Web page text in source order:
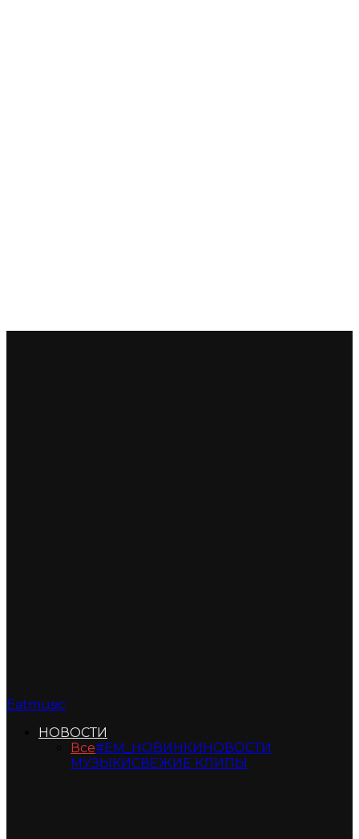
Eatmusic
НОВОСТИ
Все#ЕМ_НОВИНКИНОВОСТИ
МУЗЫКИСВЕЖИЕ КЛИПЫ